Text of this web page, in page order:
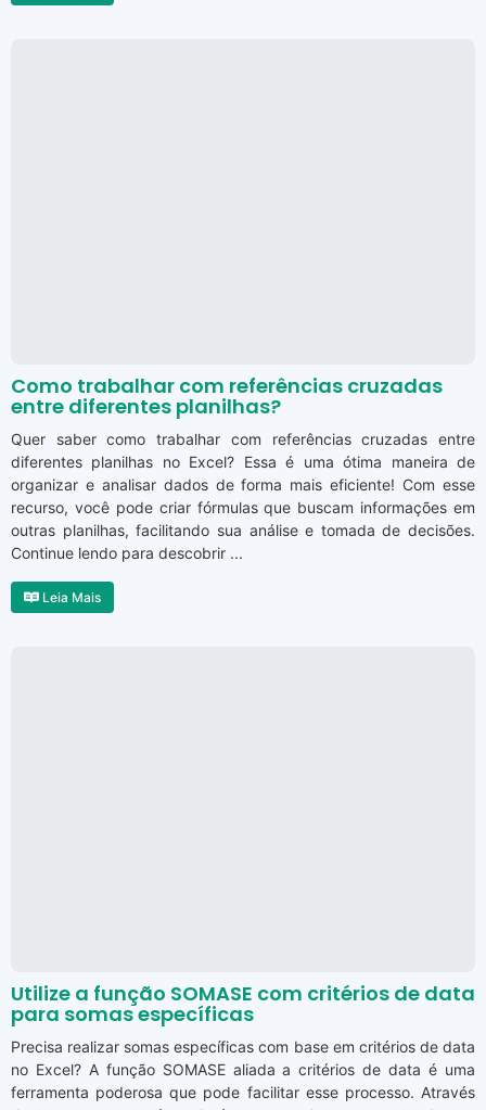
Como trabalhar com referências cruzadas
entre diferentes planilhas?
Quer saber como trabalhar com referências cruzadas entre
diferentes planilhas no Excel? Essa é uma ótima maneira de
organizar e analisar dados de forma mais eficiente! Com esse
recurso, você pode criar fórmulas que buscam informações em
outras planilhas, facilitando sua análise e tomada de decisões.
Continue lendo para descobrir ...
Leia Mais
Utilize a função SOMASE com critérios de data
para somas específicas
Precisa realizar somas específicas com base em critérios de data
no Excel? A função SOMASE aliada a critérios de data é uma
ferramenta poderosa que pode facilitar esse processo. Através